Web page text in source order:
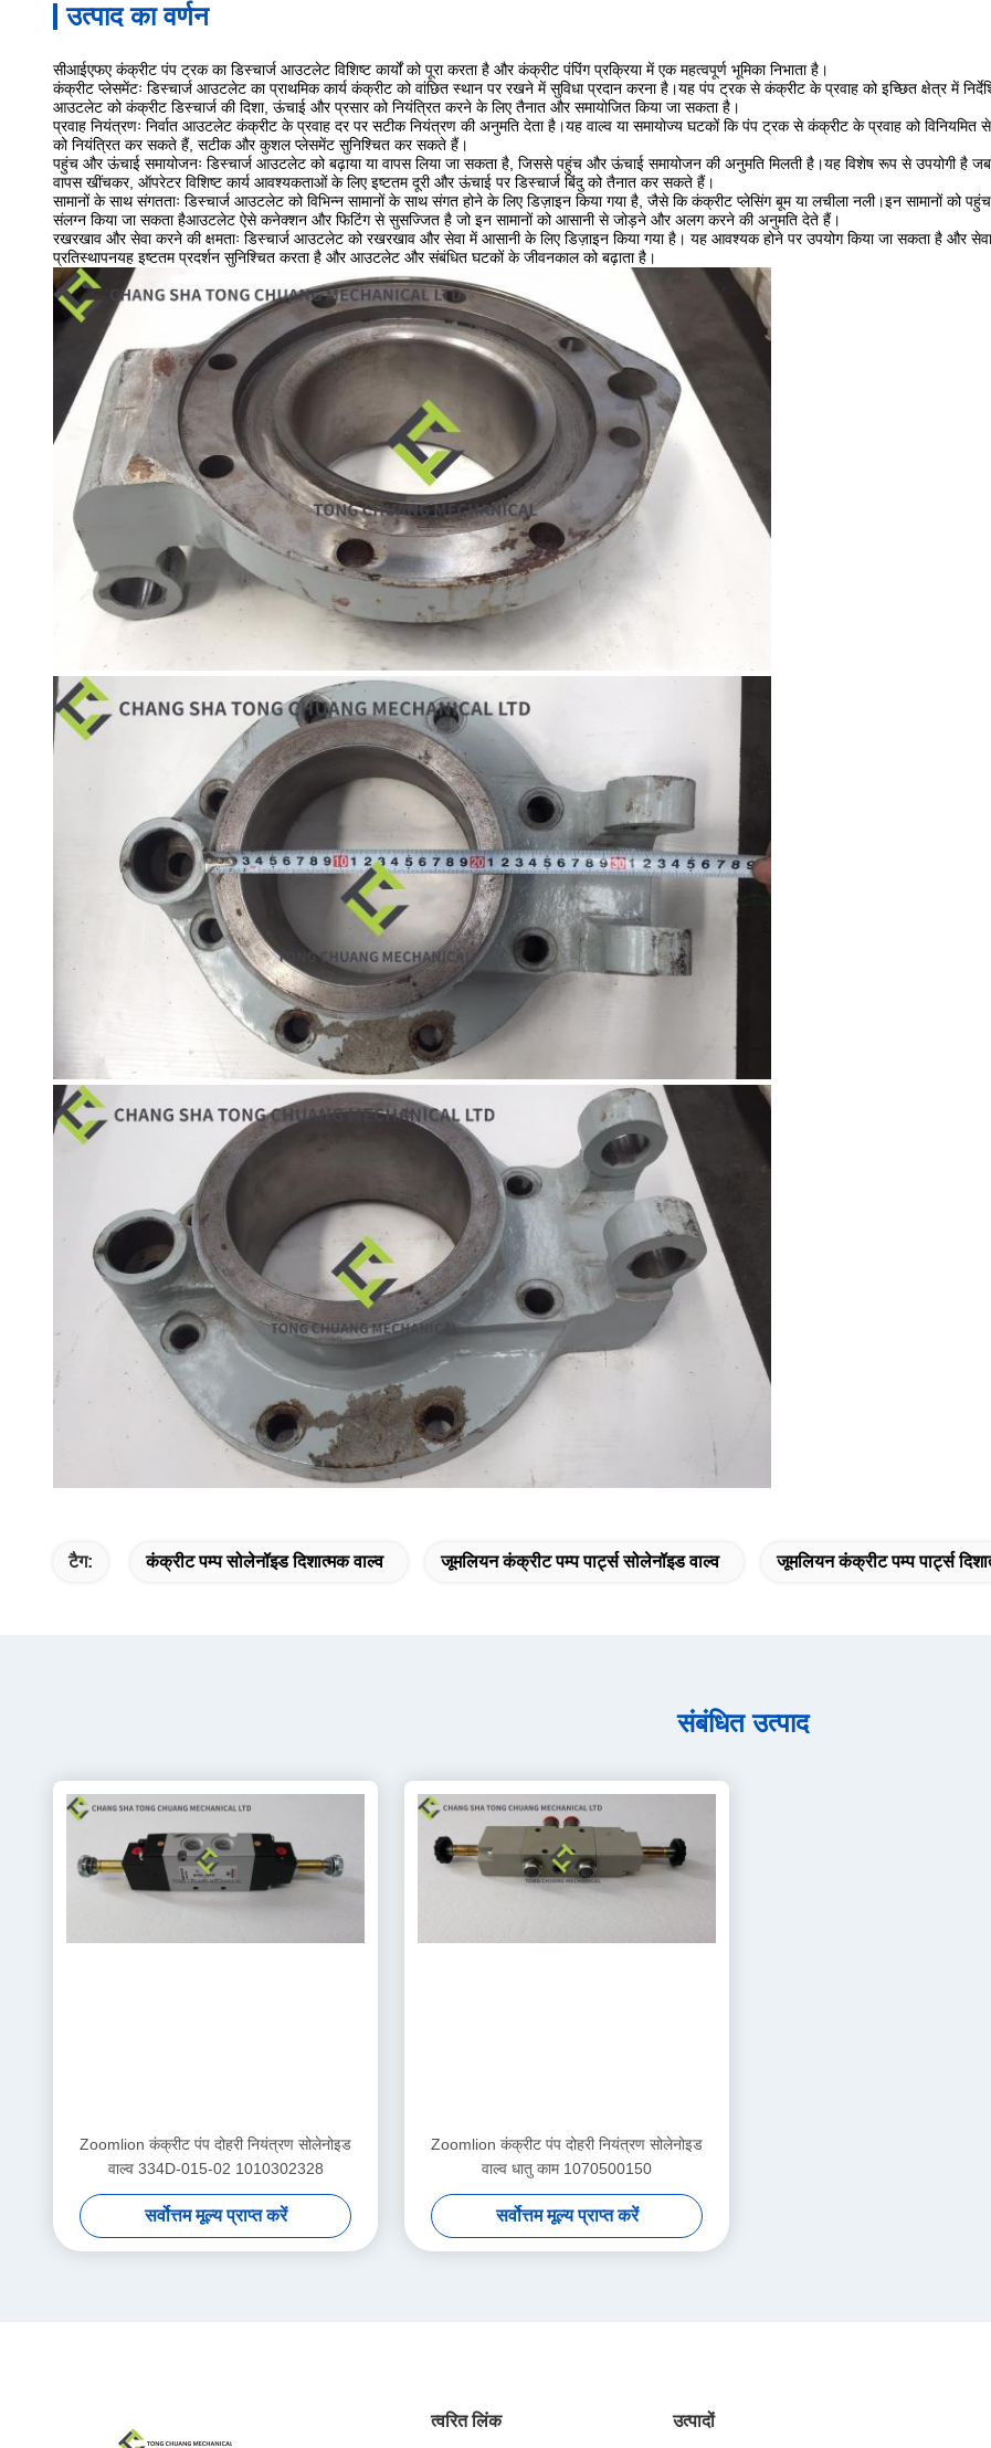
उत्पाद का वर्णन
सीआईएफए कंक्रीट पंप ट्रक का डिस्चार्ज आउटलेट विशिष्ट कार्यों को पूरा करता है और कंक्रीट पंपिंग प्रक्रिया में एक महत्वपूर्ण भूमिका निभाता है।
कंक्रीट प्लेसमेंटः डिस्चार्ज आउटलेट का प्राथमिक कार्य कंक्रीट को वांछित स्थान पर रखने में सुविधा प्रदान करना है।यह पंप ट्रक से कंक्रीट के प्रवाह को इच्छित क्षेत्र में
आउटलेट को कंक्रीट डिस्चार्ज की दिशा, ऊंचाई और प्रसार को नियंत्रित करने के लिए तैनात और समायोजित किया जा सकता है।
प्रवाह नियंत्रणः निर्वात आउटलेट कंक्रीट के प्रवाह दर पर सटीक नियंत्रण की अनुमति देता है।यह वाल्व या समायोज्य घटकों कि पंप ट्रक से कंक्रीट के प्रवाह को विनियमित
को नियंत्रित कर सकते हैं, सटीक और कुशल प्लेसमेंट सुनिश्चित कर सकते हैं।
पहुंच और ऊंचाई समायोजनः डिस्चार्ज आउटलेट को बढ़ाया या वापस लिया जा सकता है, जिससे पहुंच और ऊंचाई समायोजन की अनुमति मिलती है।यह विशेष रूप से उपयोगी है जब
वापस खींचकर, ऑपरेटर विशिष्ट कार्य आवश्यकताओं के लिए इष्टतम दूरी और ऊंचाई पर डिस्चार्ज बिंदु को तैनात कर सकते हैं।
सामानों के साथ संगतताः डिस्चार्ज आउटलेट को विभिन्न सामानों के साथ संगत होने के लिए डिज़ाइन किया गया है, जैसे कि कंक्रीट प्लेसिंग बूम या लचीला नली।इन सामानों
संलग्न किया जा सकता हैआउटलेट ऐसे कनेक्शन और फिटिंग से सुसज्जित है जो इन सामानों को आसानी से जोड़ने और अलग करने की अनुमति देते हैं।
रखरखाव और सेवा करने की क्षमताः डिस्चार्ज आउटलेट को रखरखाव और सेवा में आसानी के लिए डिज़ाइन किया गया है। यह आवश्यक होने पर उपयोग किया जा सकता है और
प्रतिस्थापनयह इष्टतम प्रदर्शन सुनिश्चित करता है और आउटलेट और संबंधित घटकों के जीवनकाल को बढ़ाता है।
टैग: कंक्रीट पम्प सोलेनॉइड दिशात्मक वाल्व जूमलियन कंक्रीट पम्प पार्ट्स सोलेनॉइड वाल्व जूमलियन कंक्रीट पम्प पार्ट्स
संबंधित उत्पाद
Zoomlion कंक्रीट पंप दोहरी नियंत्रण सोलेनोइड
वाल्व 334D-015-02 1010302328
सर्वोत्तम मूल्य प्राप्त करें
Zoomlion कंक्रीट पंप दोहरी नियंत्रण सोलेनोइड
वाल्व धातु काम 1070500150
सर्वोत्तम मूल्य प्राप्त करें
त्वरित लिंक उत्पादों